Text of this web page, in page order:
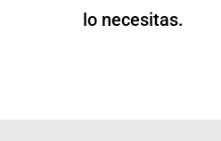
lo necesitas.